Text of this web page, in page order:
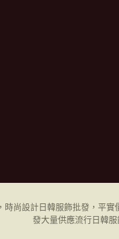
時尚設計日韓服飾批發，平實
發大量供應流行日韓